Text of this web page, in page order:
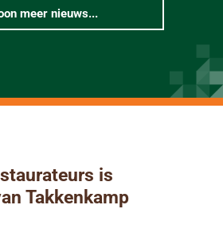
meer nieuws...
is
Takkenkamp